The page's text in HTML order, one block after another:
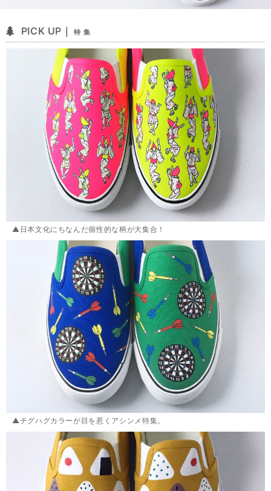
PICK UP｜ 特 集
▲日本文化にちなんだ個性的な柄が大集合！
▲チグハグカラーが目を惹くアシンメ特集。